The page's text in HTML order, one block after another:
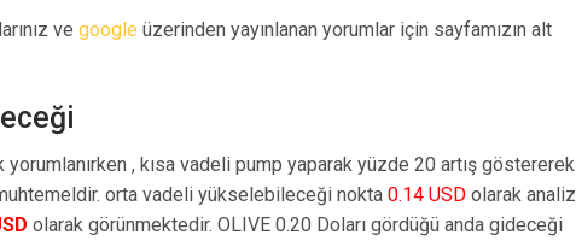
ve google üzerinden yayınlanan yorumlar için sayfamızın alt
, kısa vadeli pump yaparak yüzde 20 artış göstererek
orta vadeli yükselebileceği nokta 0.14 USD olarak analiz
olarak görünmektedir. OLIVE 0.20 Doları gördüğü anda gideceği